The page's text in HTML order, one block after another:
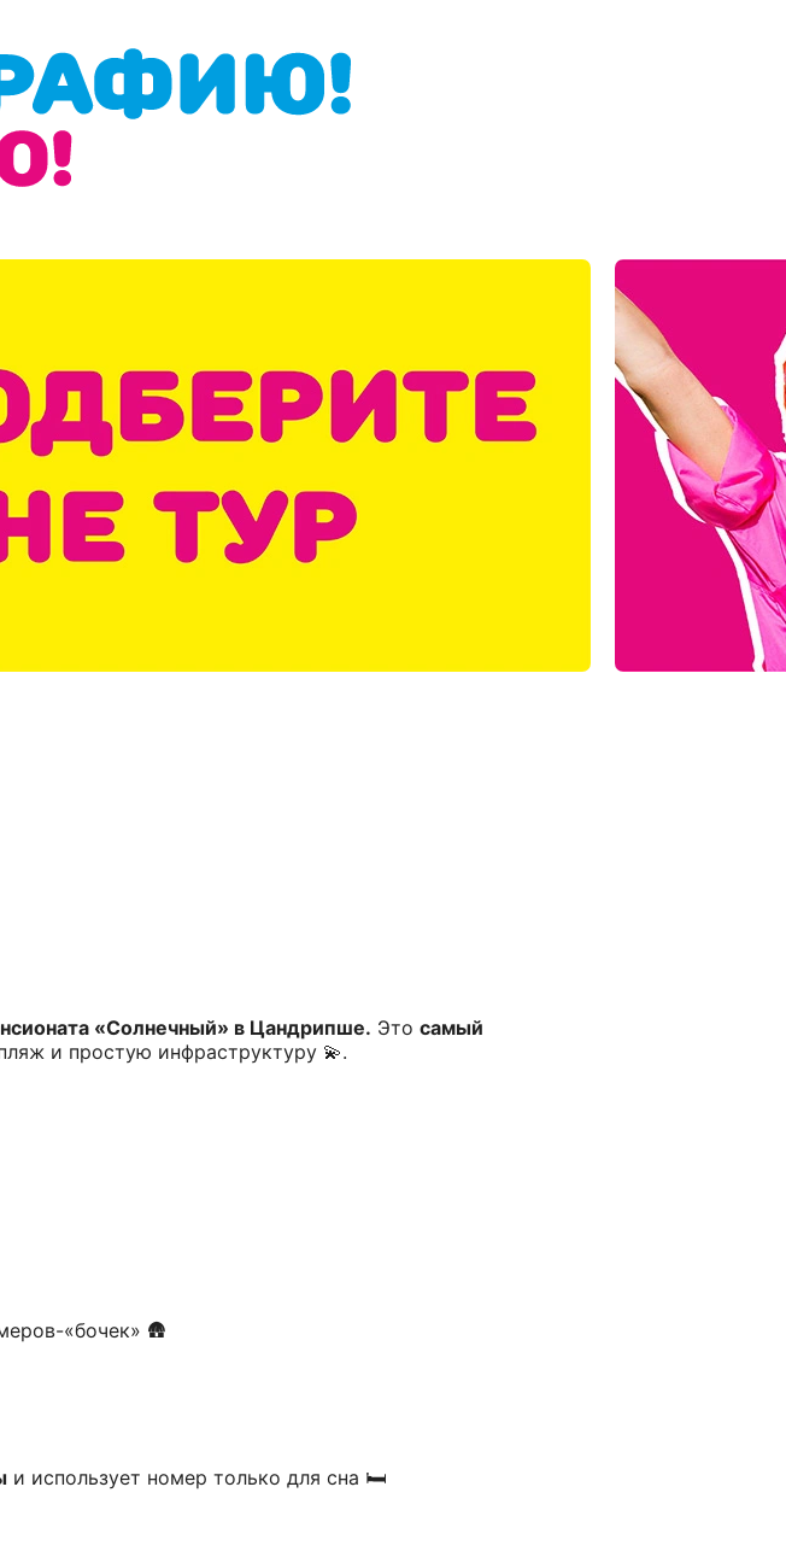
«Солнечный» в Цандрипше. Это самый
и простую инфраструктуру 💫.
«бочек» 🛖
и использует номер только для сна 🛏️